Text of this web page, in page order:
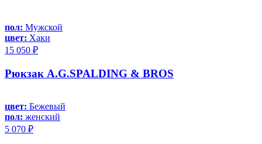
пол: Мужской
цвет: Хаки
15 050 ₽
Рюкзак A.G.SPALDING & BROS
цвет: Бежевый
пол: женский
5 070 ₽